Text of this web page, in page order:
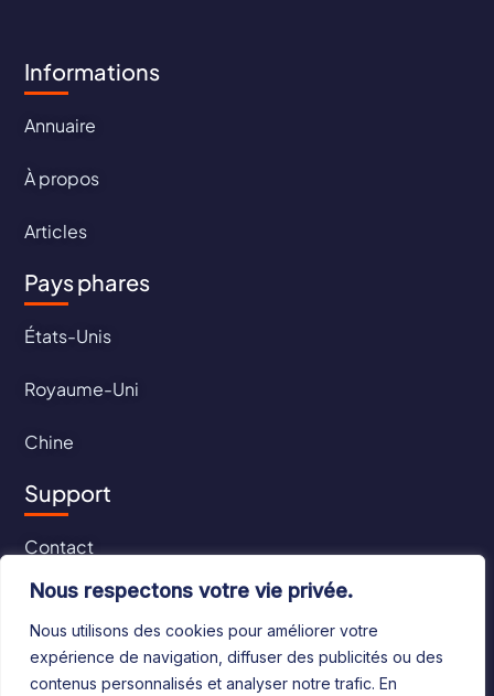
Nous respectons votre vie privée.
Nous utilisons des cookies pour améliorer votre
expérience de navigation, diffuser des publicités ou des
contenus personnalisés et analyser notre trafic. En
Informations
Annuaire
À propos
Articles
Pays phares
États-Unis
Royaume-Uni
Chine
Support
Contact
CGU
CGV